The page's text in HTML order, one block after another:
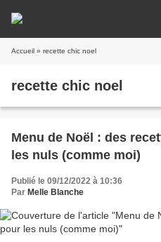
Accueil » recette chic noel
recette chic noel
Menu de Noël : des
les nuls (comme moi)
Publié le 09/12/2022 à 10:36
Par Melle Blanche